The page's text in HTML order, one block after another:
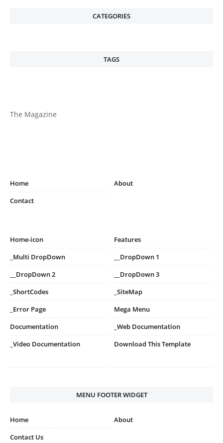
CATEGORIES
TAGS
The Magazine
Home
About
Contact
Home-icon
Features
_Multi DropDown
__DropDown 1
__DropDown 2
__DropDown 3
_ShortCodes
_SiteMap
_Error Page
Mega Menu
Documentation
_Web Documentation
_Video Documentation
Download This Template
MENU FOOTER WIDGET
Home
About
Contact Us